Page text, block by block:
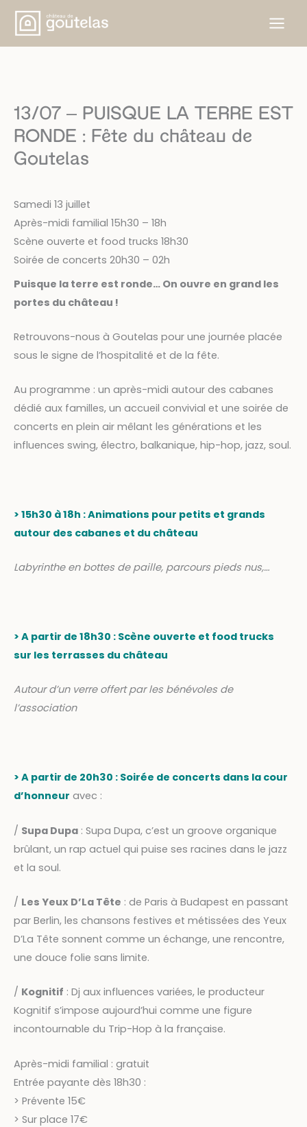
Aller
contenu
13/07 – PUISQUE LA TERRE EST
RONDE : Fête du château de
Goutelas
Samedi 13 juillet
Après-midi familial 15h30 – 18h
Scène ouverte et food trucks 18h30
Soirée de concerts 20h30 – 02h
Puisque la terre est ronde… On ouvre en grand les
portes du château !
Retrouvons-nous à Goutelas pour une journée placée
sous le signe de l’hospitalité et de la fête.
Au programme : un après-midi autour des cabanes
dédié aux familles, un accueil convivial et une soirée de
concerts en plein air mêlant les générations et les
influences swing, électro, balkanique, hip-hop, jazz, soul.
> 15h30 à 18h : Animations pour petits et grands
autour des cabanes et du château
Labyrinthe en bottes de paille, parcours pieds nus,…
> A partir de 18h30 : Scène ouverte et food trucks
sur les terrasses du château
Autour d’un verre offert par les bénévoles de
l’association
> A partir de 20h30 : Soirée de concerts dans la cour
d’honneur avec :
/ Supa Dupa : Supa Dupa, c’est un groove organique
brûlant, un rap actuel qui puise ses racines dans le jazz
et la soul.
/ Les Yeux D’La Tête : de Paris à Budapest en passant
par Berlin, les chansons festives et métissées des Yeux
D’La Tête sonnent comme un échange, une rencontre,
une douce folie sans limite.
/ Kognitif : Dj aux influences variées, le producteur
Kognitif s’impose aujourd’hui comme une figure
incontournable du Trip-Hop à la française.
Après-midi familial : gratuit
Entrée payante dès 18h30 :
> Prévente 15€
> Sur place 17€